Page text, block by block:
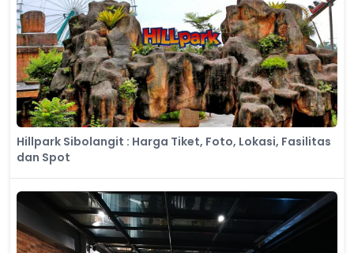
Hillpark Sibolangit : Harga Tiket, Foto, Lokasi, Fasilitas
dan Spot